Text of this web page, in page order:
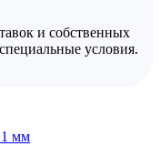
и собственных
условия.
1 мм